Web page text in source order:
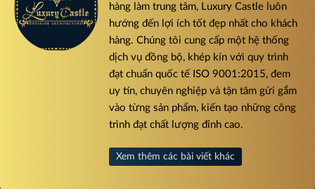
hàng làm trung tâm, Luxury Castle luôn
hướng đến lợi ích tốt đẹp nhất cho khách
hàng. Chúng tôi cung cấp một hệ thống
dịch vụ đồng bộ, khép kín với quy trình
đạt chuẩn quốc tế ISO 9001:2015, đem
uy tín, chuyên nghiệp và tận tâm gửi gắm
vào từng sản phẩm, kiến tạo những công
trình đạt chất lượng đỉnh cao.
Xem thêm các bài viết khác